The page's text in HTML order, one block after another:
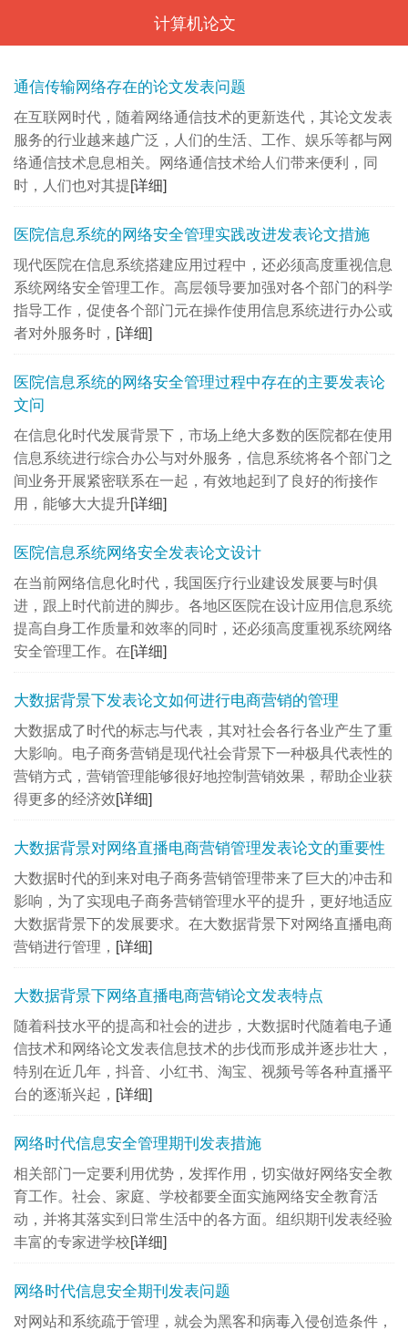
计算机论文
通信传输网络存在的论文发表问题
在互联网时代，随着网络通信技术的更新迭代，其论文发表
服务的行业越来越广泛，人们的生活、工作、娱乐等都与网
络通信技术息息相关。网络通信技术给人们带来便利，同
时，人们也对其提[详细]
医院信息系统的网络安全管理实践改进发表论文措施
现代医院在信息系统搭建应用过程中，还必须高度重视信息
系统网络安全管理工作。高层领导要加强对各个部门的科学
指导工作，促使各个部门元在操作使用信息系统进行办公或
者对外服务时， [详细]
医院信息系统的网络安全管理过程中存在的主要发表论
文问
在信息化时代发展背景下，市场上绝大多数的医院都在使用
信息系统进行综合办公与对外服务，信息系统将各个部门之
间业务开展紧密联系在一起，有效地起到了良好的衔接作
用，能够大大提升[详细]
医院信息系统网络安全发表论文设计
在当前网络信息化时代，我国医疗行业建设发展要与时俱
进，跟上时代前进的脚步。各地区医院在设计应用信息系统
提高自身工作质量和效率的同时，还必须高度重视系统网络
安全管理工作。在[详细]
大数据背景下发表论文如何进行电商营销的管理
大数据成了时代的标志与代表，其对社会各行各业产生了重
大影响。电子商务营销是现代社会背景下一种极具代表性的
营销方式，营销管理能够很好地控制营销效果，帮助企业获
得更多的经济效[详细]
大数据背景对网络直播电商营销管理发表论文的重要性
大数据时代的到来对电子商务营销管理带来了巨大的冲击和
影响，为了实现电子商务营销管理水平的提升，更好地适应
大数据背景下的发展要求。在大数据背景下对网络直播电商
营销进行管理， [详细]
大数据背景下网络直播电商营销论文发表特点
随着科技水平的提高和社会的进步，大数据时代随着电子通
信技术和网络论文发表信息技术的步伐而形成并逐步壮大，
特别在近几年，抖音、小红书、淘宝、视频号等各种直播平
台的逐渐兴起， [详细]
网络时代信息安全管理期刊发表措施
相关部门一定要利用优势，发挥作用，切实做好网络安全教
育工作。社会、家庭、学校都要全面实施网络安全教育活
动，并将其落实到日常生活中的各方面。组织期刊发表经验
丰富的专家进学校[详细]
网络时代信息安全期刊发表问题
对网站和系统疏于管理，就会为黑客和病毒入侵创造条件，